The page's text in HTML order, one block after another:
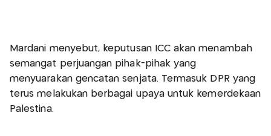
Mardani menyebut, keputusan ICC akan menambah
semangat perjuangan pihak-pihak yang
menyuarakan gencatan senjata. Termasuk DPR yang
terus melakukan berbagai upaya untuk kemerdekaan
Palestina.